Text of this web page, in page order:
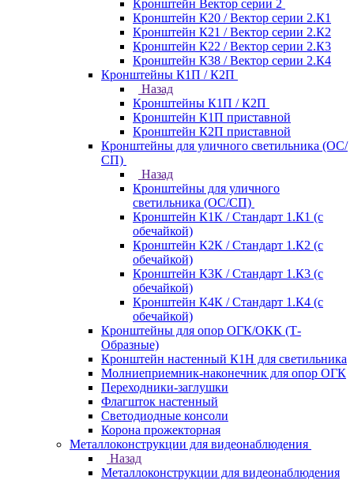
Кронштейн Вектор серии 2
Кронштейн К20 / Вектор серии 2.К1
Кронштейн К21 / Вектор серии 2.К2
Кронштейн К22 / Вектор серии 2.К3
Кронштейн К38 / Вектор серии 2.К4
Кронштейны К1П / К2П
Назад
Кронштейны К1П / К2П
Кронштейн К1П приставной
Кронштейн К2П приставной
Кронштейны для уличного светильника (ОС/
СП)
Назад
Кронштейны для уличного
светильника (ОС/СП)
Кронштейн К1К / Стандарт 1.К1 (с
обечайкой)
Кронштейн К2К / Стандарт 1.К2 (с
обечайкой)
Кронштейн К3К / Стандарт 1.К3 (с
обечайкой)
Кронштейн К4К / Стандарт 1.К4 (с
обечайкой)
Кронштейны для опор ОГК/ОКК (Т-
Образные)
Кронштейн настенный К1Н для светильника
Молниеприемник-наконечник для опор ОГК
Переходники-заглушки
Флагшток настенный
Светодиодные консоли
Корона прожекторная
Металлоконструкции для видеонаблюдения
Назад
Металлоконструкции для видеонаблюдения